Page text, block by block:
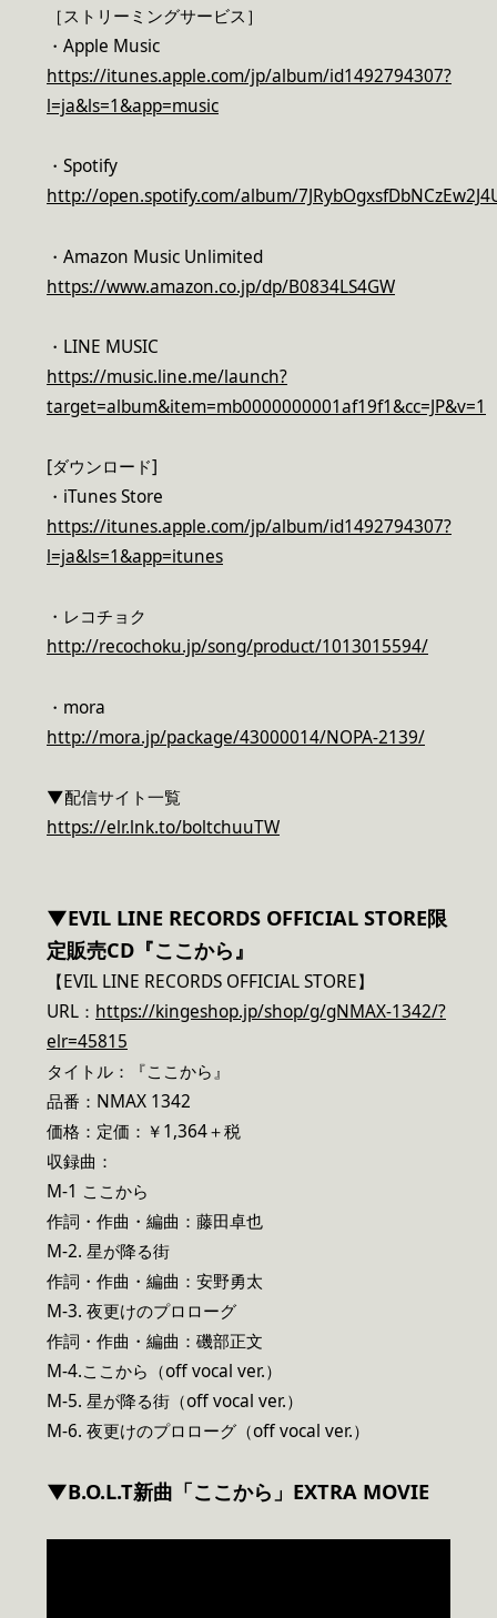
［ストリーミングサービス］
・Apple Music
https://itunes.apple.com/jp/album/id1492794307?
l=ja&ls=1&app=music
・Spotify
http://open.spotify.com/album/
・Amazon Music Unlimited
https://www.amazon.co.jp/dp/B0834LS4GW
・LINE MUSIC
https://music.line.me/launch?
target=album&item=mb0000000001af19f1&cc=JP&v=1
[ダウンロード]
・iTunes Store
https://itunes.apple.com/jp/album/id1492794307?
l=ja&ls=1&app=itunes
・レコチョク
http://recochoku.jp/song/product/1013015594/
・mora
http://mora.jp/package/43000014/NOPA-2139/
▼配信サイト一覧
https://elr.lnk.to/boltchuuTW
▼EVIL LINE RECORDS OFFICIAL STORE限
定販売CD『ここから』
【EVIL LINE RECORDS OFFICIAL STORE】
URL： https://kingeshop.jp/shop/g/gNMAX-1342/?
elr=45815
タイトル：『ここから』
品番：NMAX 1342
価格：定価：￥1,364＋税
収録曲：
M-1 ここから
作詞・作曲・編曲：藤田卓也
M-2. 星が降る街
作詞・作曲・編曲：安野勇太
M-3. 夜更けのプロローグ
作詞・作曲・編曲：磯部正文
M-4.ここから（off vocal ver.）
M-5. 星が降る街（off vocal ver.）
M-6. 夜更けのプロローグ（off vocal ver.）
▼B.O.L.T新曲「ここから」EXTRA MOVIE